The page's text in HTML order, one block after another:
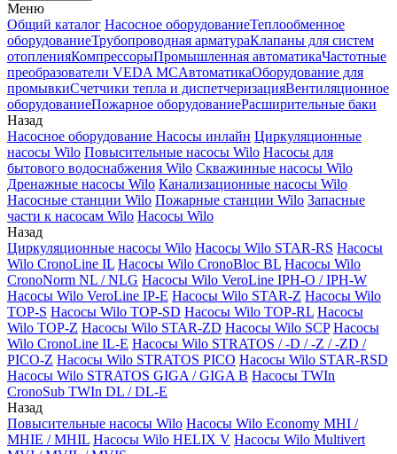
Меню
Общий каталог Насосное оборудованиеТеплообменное
оборудованиеТрубопроводная арматураКлапаны для систем
отопленияКомпрессорыПромышленная автоматикаЧастотные
преобразователи VEDA MCАвтоматикаОборудование для
промывкиСчетчики тепла и диспетчеризацияВентиляционное
оборудованиеПожарное оборудованиеРасширительные баки
Назад
Насосное оборудование Насосы инлайн Циркуляционные
насосы Wilo Повысительные насосы Wilo Насосы для
бытового водоснабжения Wilo Скважинные насосы Wilo
Дренажные насосы Wilo Канализационные насосы Wilo
Насосные станции Wilo Пожарные станции Wilo Запасные
части к насосам Wilo Насосы Wilo
Назад
Циркуляционные насосы Wilo Насосы Wilo STAR-RS Насосы
Wilo CronoLine IL Насосы Wilo CronoBloc BL Насосы Wilo
CronoNorm NL / NLG Насосы Wilo VeroLine IPH-O / IPH-W
Насосы Wilo VeroLine IP-E Насосы Wilo STAR-Z Насосы Wilo
TOP-S Насосы Wilo TOP-SD Насосы Wilo TOP-RL Насосы
Wilo TOP-Z Насосы Wilo STAR-ZD Насосы Wilo SCP Насосы
Wilo CronoLine IL-E Насосы Wilo STRATOS / -D / -Z / -ZD /
PICO-Z Насосы Wilo STRATOS PICO Насосы Wilo STAR-RSD
Насосы Wilo STRATOS GIGA / GIGA B Насосы TWIn
CronoSub TWIn DL / DL-E
Назад
Повысительные насосы Wilo Насосы Wilo Economy MHI /
MHIE / MHIL Насосы Wilo HELIX V Насосы Wilo Multivert